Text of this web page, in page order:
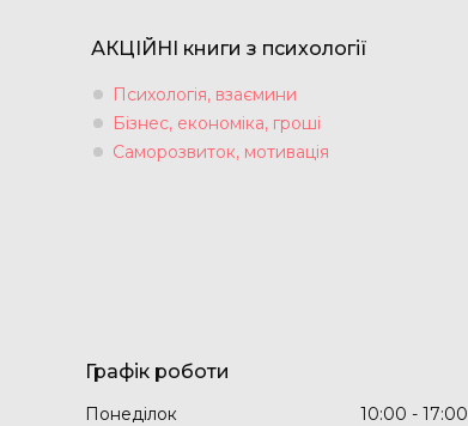
АКЦІЙНІ книги з психології
Психологія, взаємини
Бізнес, економіка, гроші
Саморозвиток, мотивація
Графік роботи
Понеділок 10:00
17:00